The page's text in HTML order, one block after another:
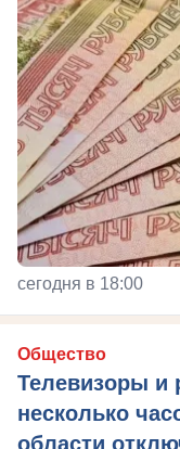
сегодня в 18:00
Общество
Телевизоры и
несколько
области